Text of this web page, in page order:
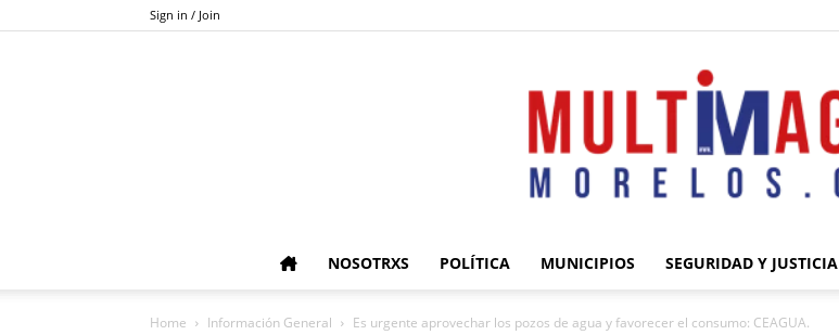
Sign in / Join
NOSOTRXS POLÍTICA MUNICIPIOS SEGURIDAD Y JUSTICIA
Home Información General Es urgente aprovechar los pozos de agua y favorecer el consumo: CEAGUA.